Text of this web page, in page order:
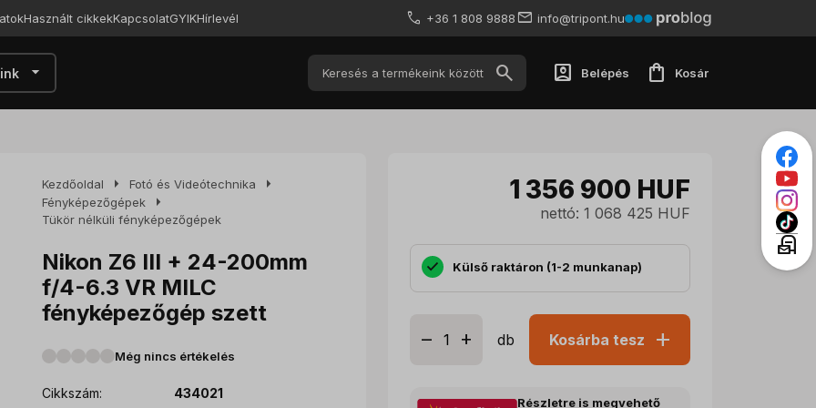
Használt cikkekKapcsolatGYIKHírlevél +36 1 808 9888 info@tripont.hu
arrow_drop_down account_box Belépés shopping_bag Kosár
Kezdőoldal arrow_right Fotó és Videótechnika arrow_right
Fényképezőgépek arrow_right
Tükör nélküli fényképezőgépek
Nikon Z6 III + 24-200mm
f/4-6.3 VR MILC
fényképezőgép szett
Még nincs értékelés
Cikkszám:
434021
1 356 900 HUF
nettó: 1 068 425 HUF
Külső raktáron (1-2 munkanap)
db Kosárba tesz add
Részletre is megvehető
local_post_office